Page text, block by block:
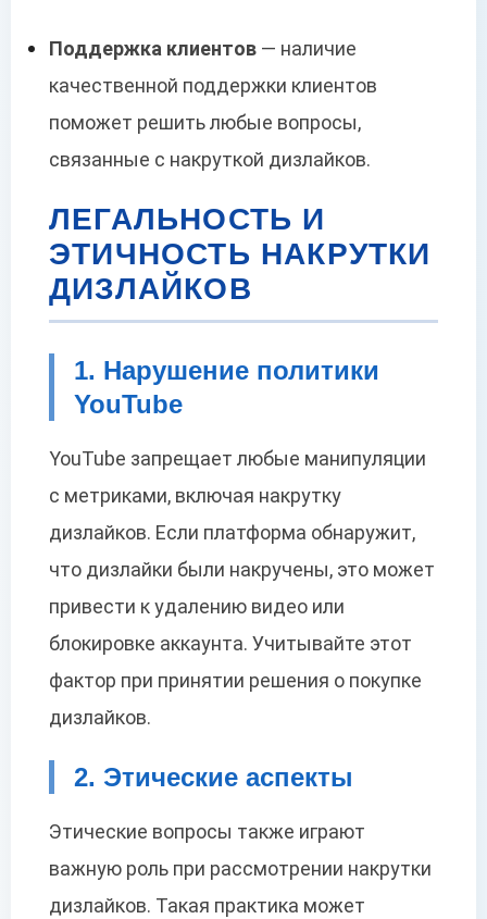
Поддержка клиентов — наличие
качественной поддержки клиентов
поможет решить любые вопросы,
связанные с накруткой дизлайков.
ЛЕГАЛЬНОСТЬ И
ЭТИЧНОСТЬ НАКРУТКИ
ДИЗЛАЙКОВ
1. Нарушение политики
YouTube
YouTube запрещает любые манипуляции
с метриками, включая накрутку
дизлайков. Если платформа обнаружит,
что дизлайки были накручены, это может
привести к удалению видео или
блокировке аккаунта. Учитывайте этот
фактор при принятии решения о покупке
дизлайков.
2. Этические аспекты
Этические вопросы также играют
важную роль при рассмотрении накрутки
дизлайков. Такая практика может